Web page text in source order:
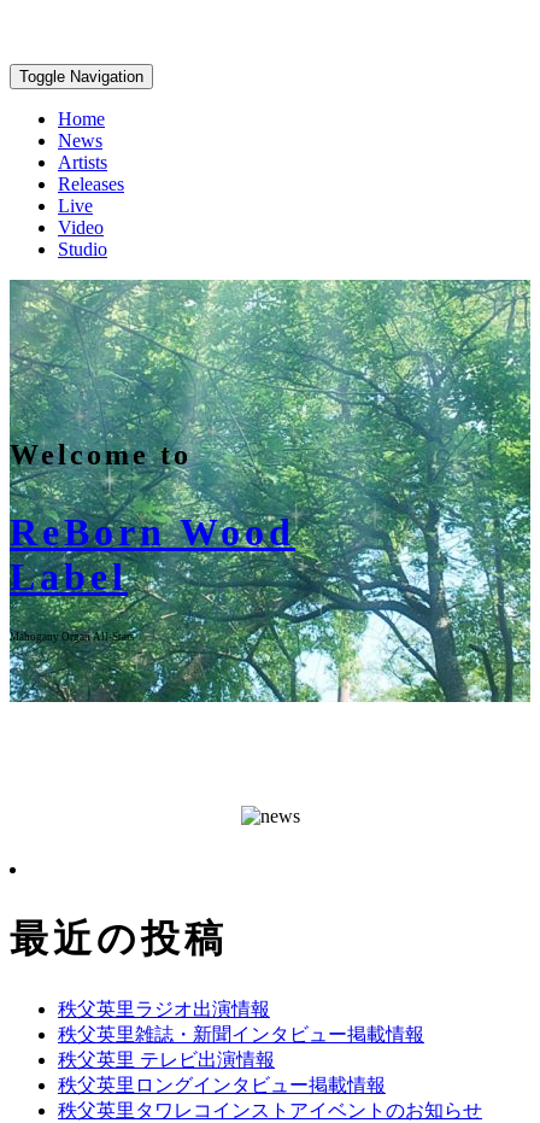
Toggle Navigation
Home
News
Artists
Releases
Live
Video
Studio
Welcome to
ReBorn Wood
Label
Mahogany Organ All-Stars
最近の投稿
秩父英里ラジオ出演情報
秩父英里雑誌・新聞インタビュー掲載情報
秩父英里 テレビ出演情報
秩父英里ロングインタビュー掲載情報
秩父英里タワレコインストアイベントのお知らせ